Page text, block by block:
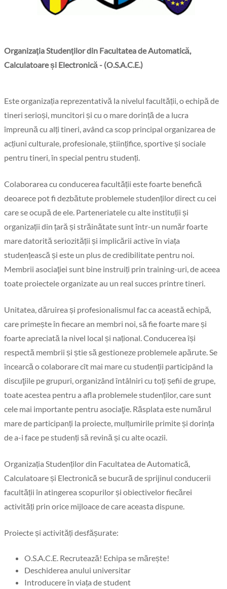
Organizaţia Studenţilor din Facultatea de Automatică,
Calculatoare și Electronică - (O.S.A.C.E.)
Este organizația reprezentativă la nivelul facultății, o echipă de
tineri serioși, muncitori și cu o mare dorință de a lucra
împreună cu alți tineri, având ca scop principal organizarea de
acțiuni culturale, profesionale, științifice, sportive și sociale
pentru tineri, în special pentru studenți.
Colaborarea cu conducerea facultății este foarte benefică
deoarece pot fi dezbătute problemele studenților direct cu cei
care se ocupă de ele. Parteneriatele cu alte instituții și
organizații din țară și străinătate sunt într-un număr foarte
mare datorită seriozității și implicării active în viața
studențească și este un plus de credibilitate pentru noi.
Membrii asociaţiei sunt bine instruiți prin training-uri, de aceea
toate proiectele organizate au un real succes printre tineri.
Unitatea, dăruirea și profesionalismul fac ca această echipă,
care primește în fiecare an membri noi, să fie foarte mare și
foarte apreciată la nivel local și național. Conducerea își
respectă membrii și știe să gestioneze problemele apărute. Se
încearcă o colaborare cît mai mare cu studenții participând la
discuţiile pe grupuri, organizând întâlniri cu toți șefii de grupe,
toate acestea pentru a afla problemele studenților, care sunt
cele mai importante pentru asociaţie. Răsplata este numărul
mare de participanți la proiecte, mulțumirile primite și dorința
de a-i face pe studenți să revină și cu alte ocazii.
Organizația Studenților din Facultatea de Automatică,
Calculatoare și Electronică se bucură de sprijinul conducerii
facultății în atingerea scopurilor și obiectivelor fiecărei
activități prin orice mijloace de care aceasta dispune.
Proiecte și activități desfășurate:
O.S.A.C.E. Recrutează! Echipa se mărește!
Deschiderea anului universitar
Introducere în viața de student